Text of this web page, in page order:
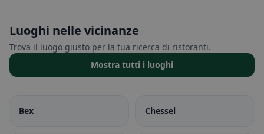
Luoghi nelle vicinanze
Trova il luogo giusto per la tua ricerca di ristoranti.
Mostra tutti i luoghi
Bex Chessel